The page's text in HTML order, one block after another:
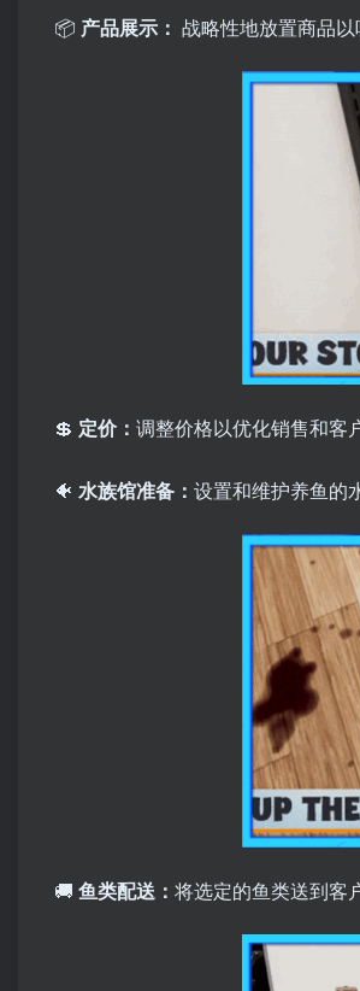
📦 产品展示： 战略性地放置商品以
💲 定价： 调整价格以优化销售和客
🐠 水族馆准备： 设置和维护养鱼的
🚚 鱼类配送： 将选定的鱼类送到客